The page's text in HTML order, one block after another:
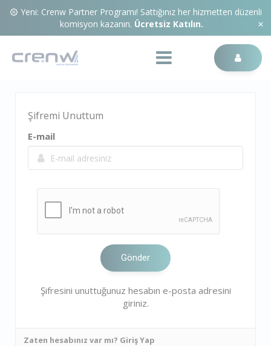
Yeni: Crenw Partner Programı! Sattığınız her hizmetten düzenli
komisyon kazanın. Ücretsiz Katılın.
Şifremi Unuttum
E-mail
Şifresini unuttuğunuz hesabın e-posta adresini
giriniz.
Zaten hesabınız var mı? Giriş Yap